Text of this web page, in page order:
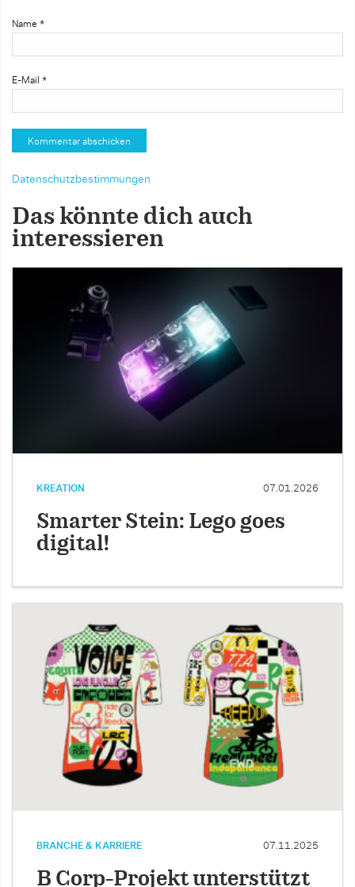
Name *
E-Mail *
Datenschutzbestimmungen
Das könnte dich auch
interessieren
KREATION 07.01.2026
Smarter Stein: Lego goes
digital!
BRANCHE & KARRIERE 07.11.2025
B Corp-Projekt unterstützt